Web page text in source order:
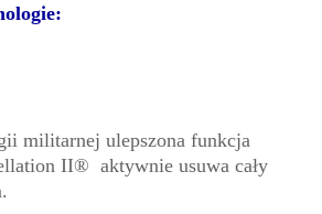
militarnej ulepszona funkcja
II® aktywnie usuwa cały